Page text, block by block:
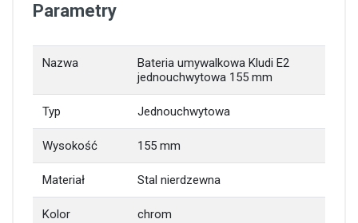
Parametry
Nazwa
Bateria umywalkowa Kludi E2
jednouchwytowa 155 mm
Typ Jednouchwytowa
Wysokość 155 mm
Materiał Stal nierdzewna
Kolor chrom